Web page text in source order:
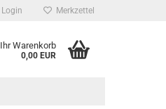
Login Merkzettel
Ihr Warenkorb
0,00 EUR